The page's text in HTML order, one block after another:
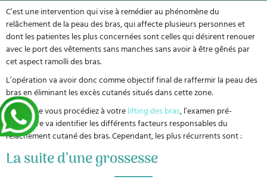
C’est une intervention qui vise à remédier au phénomène du
relâchement de la peau des bras, qui affecte plusieurs personnes et
dont les patientes les plus concernées sont celles qui désirent renouer
avec le port des vêtements sans manches sans avoir à être gênés par
cet aspect ramolli des bras.
L’opération va avoir donc comme objectif final de raffermir la peau des
bras en éliminant les excès cutanés situés dans cette zone.
Avant que vous procédiez à votrelifting des bras, l’examen pré-
opératoire va identifier les différents facteurs responsables du
relâchement cutané des bras. Cependant, les plus récurrents sont :
La suite d’une grossesse